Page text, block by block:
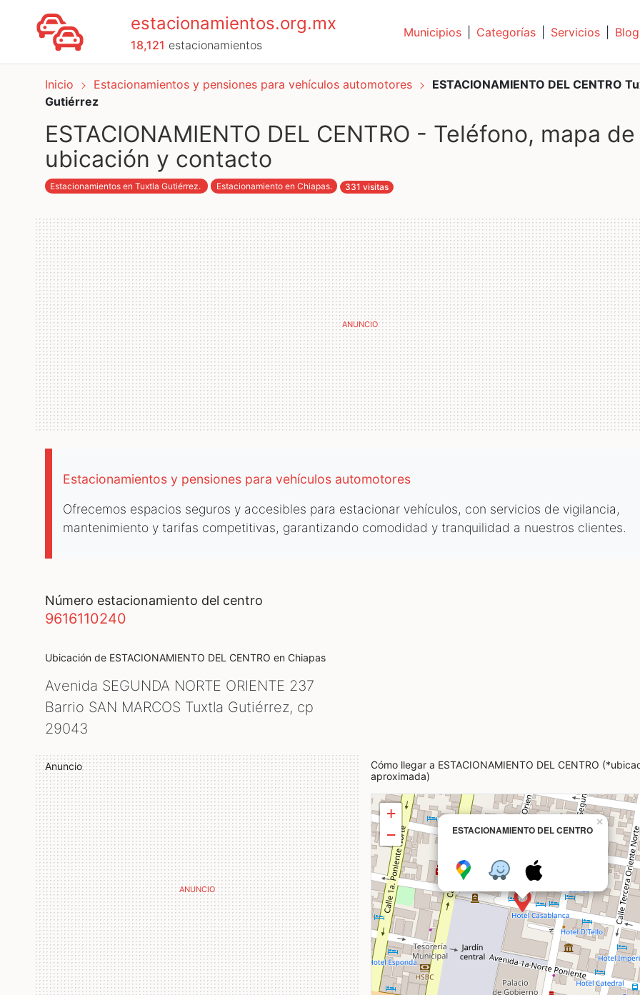
estacionamientos.org.mx
18,121 estacionamientos
Municipios Categorías Servicios Blog
Inicio Estacionamientos y pensiones para vehículos automotores
ESTACIONAMIENTO DEL CENTRO
Gutiérrez
ESTACIONAMIENTO DEL CENTRO - Teléfono, mapa de
ubicación y contacto
Estacionamientos en Tuxtla Gutiérrez. Estacionamiento en Chiapas. 331 visitas
Estacionamientos y pensiones para vehículos automotores
Ofrecemos espacios seguros y accesibles para estacionar vehículos, con servicios de vigilancia,
mantenimiento y tarifas competitivas, garantizando comodidad y tranquilidad a nuestros clientes.
número estacionamiento del centro
9616110240
Ubicación de ESTACIONAMIENTO DEL CENTRO en Chiapas
Avenida SEGUNDA NORTE ORIENTE 237
Barrio SAN MARCOS Tuxtla Gutiérrez, cp
29043
Anuncio
Cómo llegar a ESTACIONAMIENTO DEL CENTRO
aproximada)
ESTACIONAMIENTO DEL CENTRO
×
+
−